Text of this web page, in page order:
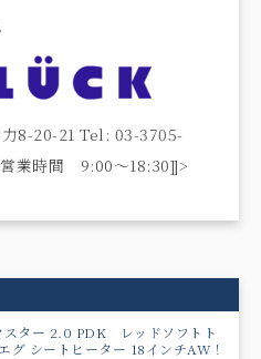
。
8-20-21 Tel: 03-3705-
業時間 9:00〜18:30]]>
スター 2.0 PDK レッドソフトト
グ シートヒーター 18インチAW！